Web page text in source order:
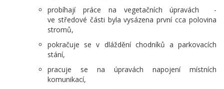
probíhají práce na vegetačních úpravách -
ve středové části byla vysázena první cca polovina
stromů,
pokračuje se v dláždění chodníků a parkovacích
stání,
pracuje se na úpravách napojení místních
komunikací,